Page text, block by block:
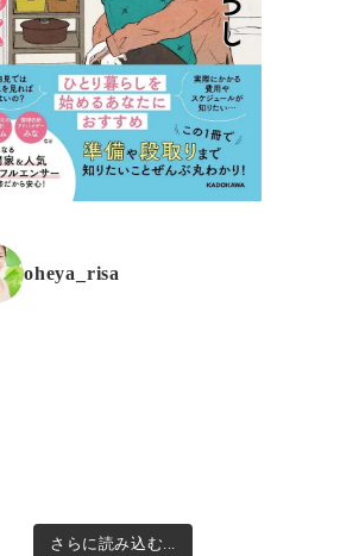
oheya_risa
さらに読み込む...